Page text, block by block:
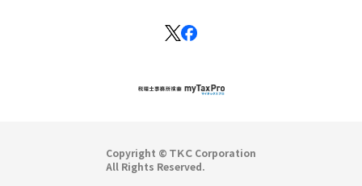
Copyright © ＴＫＣ Corporation
All Rights Reserved.